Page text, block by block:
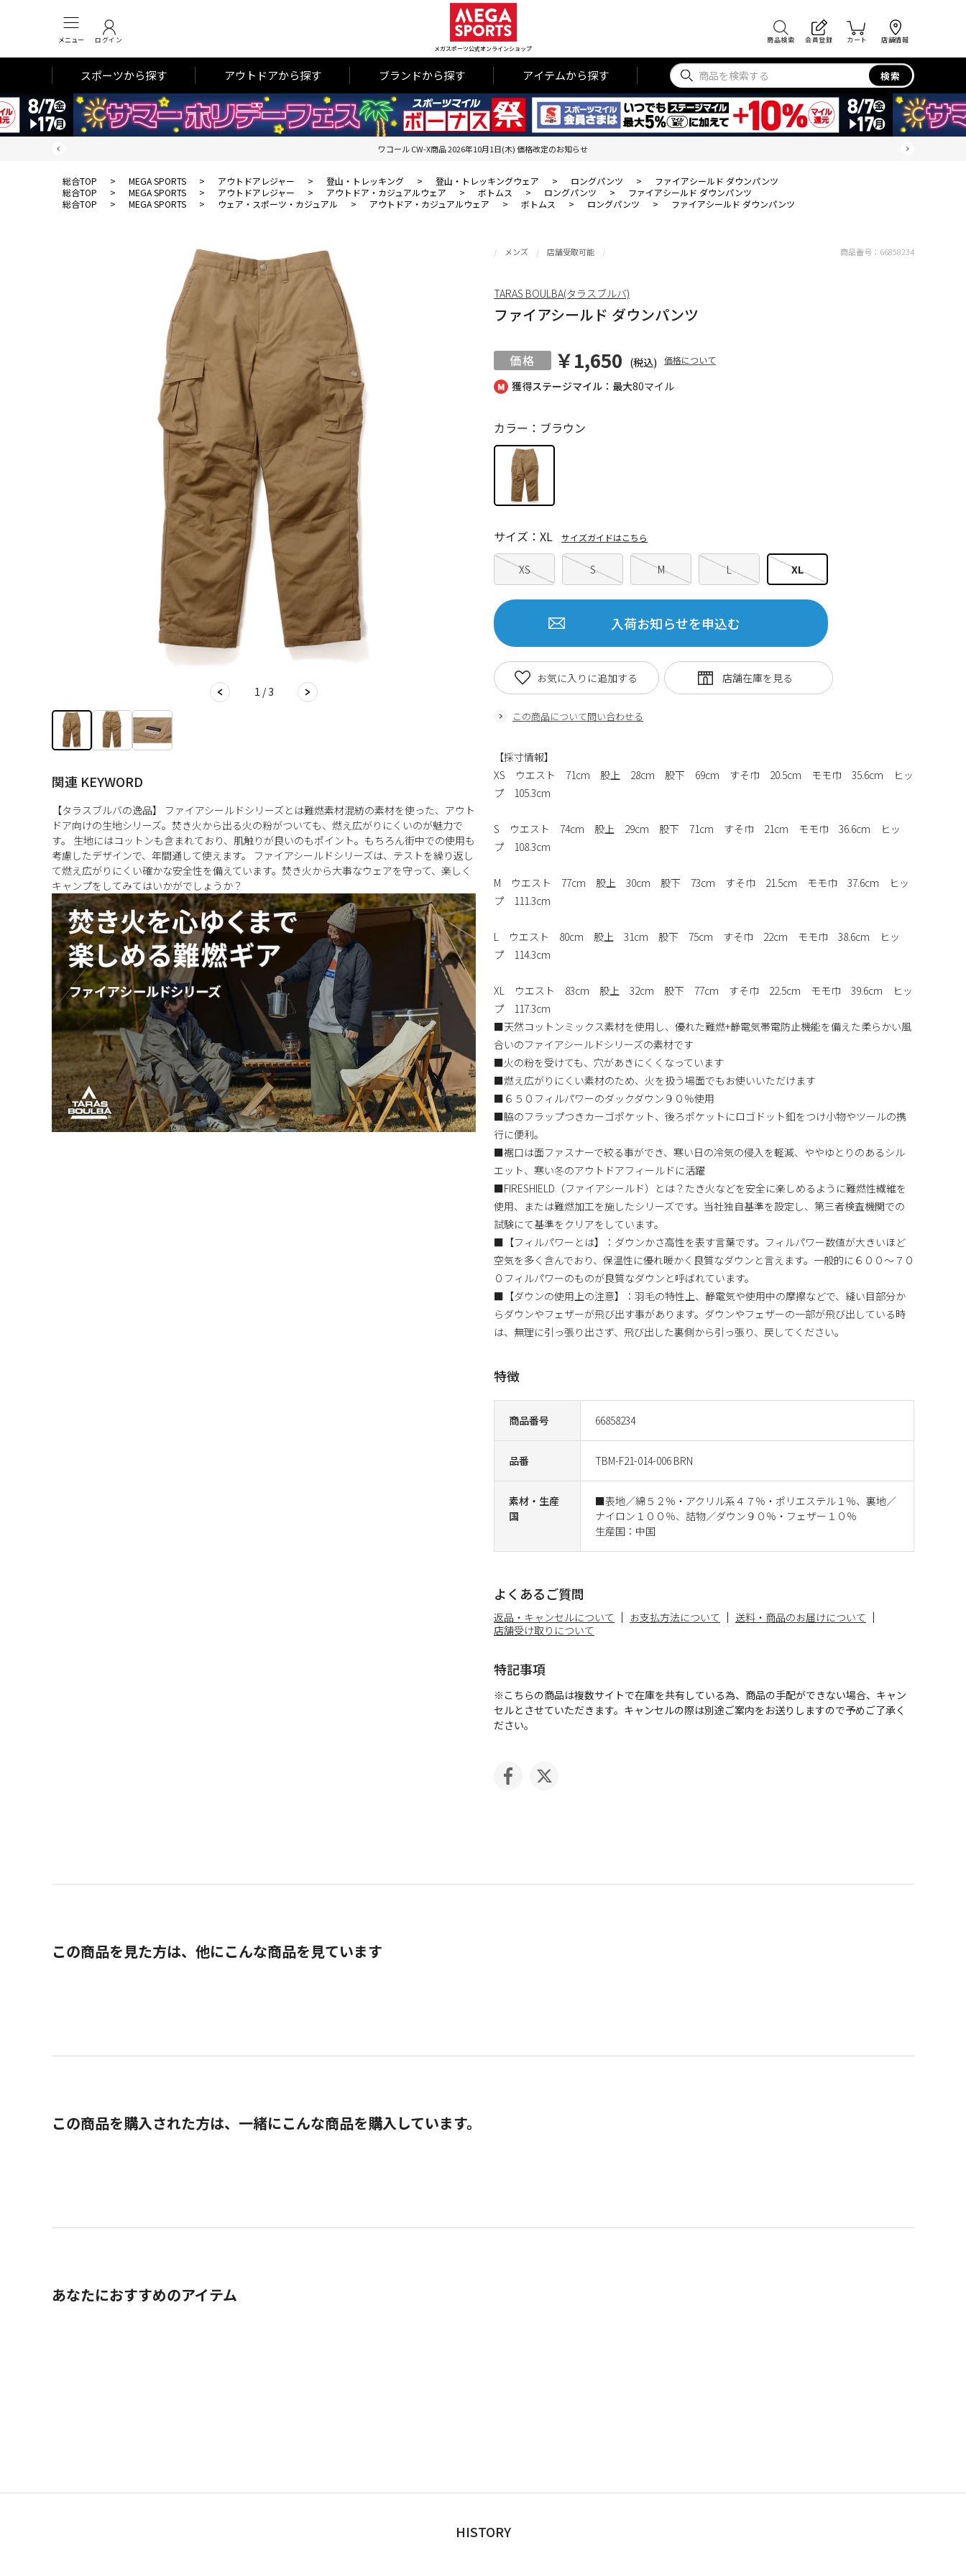
メニュー ログイン
メガスポーツ公式オンラインショップ
商品検索 会員登録 カート 店舗情報
スポーツから探す アウトドアから探す ブランドから探す アイテムから探す 検索
ワコール CW-X商品 2026年10月1日(木) 価格改定のお知らせ
総合TOP > MEGA SPORTS > アウトドアレジャー > 登山・トレッキング > 登山・トレッキングウェア > ロングパンツ >
ファイアシールド ダウンパンツ
総合TOP
> MEGA SPORTS > アウトドアレジャー > アウトドア・カジュアルウェア > ボトムス > ロングパンツ >
ファイアシールド ダウンパンツ
総合TOP
> MEGA SPORTS > ウェア・スポーツ・カジュアル > アウトドア・カジュアルウェア > ボトムス > ロングパンツ > ファイアシールド ダウンパンツ
1 / 3
関連 KEYWORD
【タラスブルバの逸品】 ファイアシールドシリーズとは難燃素材混紡の素材を使った、アウト
ドア向けの生地シリーズ。焚き火から出る火の粉がついても、燃え広がりにくいのが魅力で
す。 生地にはコットンも含まれており、肌触りが良いのもポイント。もちろん街中での使用も
考慮したデザインで、年間通して使えます。 ファイアシールドシリーズは、テストを繰り返し
て燃え広がりにくい確かな安全性を備えています。焚き火から大事なウェアを守って、楽しく
キャンプをしてみてはいかがでしょうか？
獲得ステージマイル：最大80マイル
メンズ 店舗受取可能
ファイアシールド ダウンパンツ
￥1,650 (税込) 価格について
商品番号 66858234
品番 TBM-F21-014-006 BRN
素材・生産
国
■表地／綿５２％・アクリル系４７％・ポリエステル１％、裏地／
ナイロン１００％、詰物／ダウン９０％・フェザー１０％
生産国：中国
カラー：ブラウン
XS S M L XL
サイズ：XL サイズガイドはこちら
入荷お知らせを申込む
この商品について問い合わせる
お気に入りに追加する
商品番号： 66858234
TARAS BOULBA(タラスブルバ)
【採寸情報】
XS ウエスト 71cm 股上 28cm 股下 69cm すそ巾 20.5cm モモ巾 35.6cm ヒッ
プ 105.3cm
S ウエスト 74cm 股上 29cm 股下 71cm すそ巾 21cm モモ巾 36.6cm ヒッ
プ 108.3cm
M ウエスト 77cm 股上 30cm 股下 73cm すそ巾 21.5cm モモ巾 37.6cm ヒッ
プ 111.3cm
L ウエスト 80cm 股上 31cm 股下 75cm すそ巾 22cm モモ巾 38.6cm ヒッ
プ 114.3cm
XL ウエスト 83cm 股上 32cm 股下 77cm すそ巾 22.5cm モモ巾 39.6cm ヒッ
プ 117.3cm
■天然コットンミックス素材を使用し、優れた難燃+静電気帯電防止機能を備えた柔らかい風
合いのファイアシールドシリーズの素材です
■火の粉を受けても、穴があきにくくなっています
■燃え広がりにくい素材のため、火を扱う場面でもお使いいただけます
■６５０フィルパワーのダックダウン９０％使用
■脇のフラップつきカーゴポケット、後ろポケットにロゴドット釦をつけ小物やツールの携
行に便利。
■裾口は面ファスナーで絞る事ができ、寒い日の冷気の侵入を軽減、ややゆとりのあるシル
エット、寒い冬のアウトドアフィールドに活躍
■FIRESHIELD（ファイアシールド）とは？たき火などを安全に楽しめるように難燃性繊維を
使用、または難燃加工を施したシリーズです。当社独自基準を設定し、第三者検査機関での
試験にて基準をクリアをしています。
■【フィルパワーとは】：ダウンかさ高性を表す言葉です。フィルパワー数値が大きいほど
空気を多く含んでおり、保温性に優れ暖かく良質なダウンと言えます。一般的に６００～７０
０フィルパワーのものが良質なダウンと呼ばれています。
■【ダウンの使用上の注意】：羽毛の特性上、静電気や使用中の摩擦などで、縫い目部分か
らダウンやフェザーが飛び出す事があります。ダウンやフェザーの一部が飛び出している時
は、無理に引っ張り出さず、飛び出した裏側から引っ張り、戻してください。
特徴
よくあるご質問
返品・キャンセルについて お支払方法について
送料・商品のお届けについて
店舗受け取りについて
特記事項
※こちらの商品は複数サイトで在庫を共有している為、商品の手配ができない場合、キャン
セルとさせていただきます。キャンセルの際は別途ご案内をお送りしますので予めご了承く
ださい。
この商品を見た方は、他にこんな商品を見ています
この商品を購入された方は、一緒にこんな商品を購入しています。
あなたにおすすめのアイテム
HISTORY